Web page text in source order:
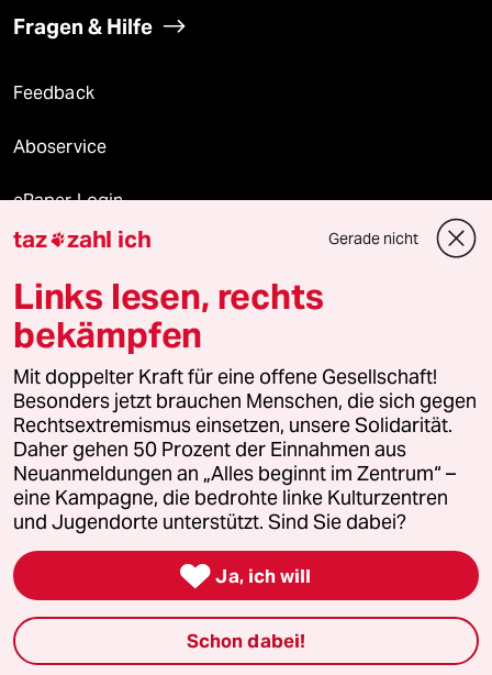
Fragen & Hilfe
Feedback
Aboservice
ePaper Login
Downloads für Abonnierende
© 2026 taz Verlags und Vertriebs GmbH
Alle Rechte vorbehalten. Bei rechtlichen Fragen oder für Genehmigungen
wenden Sie sich bitte an
lizenzen@taz.de
Feedback Redaktionsstatut Kommune-Richtlinien
Leitlinie Informant Datenschutz Impressum AGB
Seitenwende Einwilligungen widerrufen (Ads)
taz zahl ich Gerade nicht
Links lesen, rechts
bekämpfen
Mit doppelter Kraft für eine offene Gesellschaft!
Besonders jetzt brauchen Menschen, die sich gegen
Rechtsextremismus einsetzen, unsere Solidarität.
Daher gehen 50 Prozent der Einnahmen aus
Neuanmeldungen an „Alles beginnt im Zentrum“ –
eine Kampagne, die bedrohte linke Kulturzentren
und Jugendorte unterstützt. Sind Sie dabei?
 Ja, ich will
Schon dabei!